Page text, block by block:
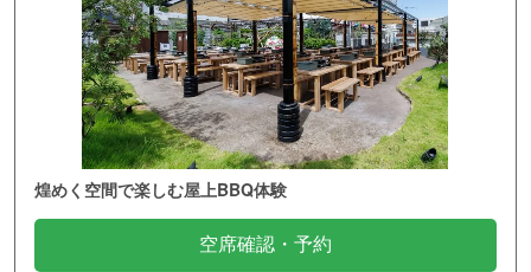
煌めく空間で楽しむ屋上BBQ体験
空席確認・予約